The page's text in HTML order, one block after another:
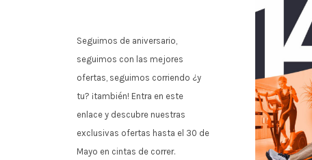
Oferta Cintas de Correr
Seguimos de aniversario,
seguimos con las mejores
ofertas, seguimos corriendo ¿y
tu? ¡también! Entra en este
enlace y descubre nuestras
exclusivas ofertas hasta el 30 de
Mayo en cintas de correr.